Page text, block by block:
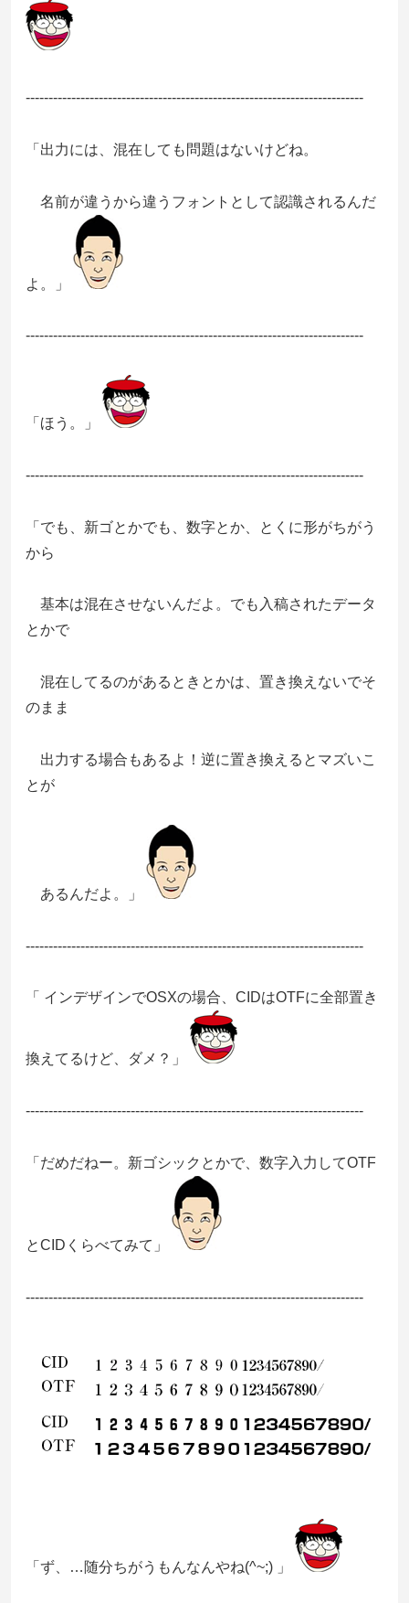
--------------------------------------------------------------------------
「出力には、混在しても問題はないけどね。
名前が違うから違うフォントとして認識されるんだ
よ。」
--------------------------------------------------------------------------
「ほう。」
--------------------------------------------------------------------------
「でも、新ゴとかでも、数字とか、とくに形がちがう
から
基本は混在させないんだよ。でも入稿されたデータ
とかで
混在してるのがあるときとかは、置き換えないでそ
のまま
出力する場合もあるよ！逆に置き換えるとマズいこ
とが
あるんだよ。」
--------------------------------------------------------------------------
「 インデザインでOSXの場合、CIDはOTFに全部置き
換えてるけど、ダメ？」
--------------------------------------------------------------------------
「だめだねー。新ゴシックとかで、数字入力してOTF
とCIDくらべてみて」
--------------------------------------------------------------------------
「ず、…随分ちがうもんなんやね(^~;) 」